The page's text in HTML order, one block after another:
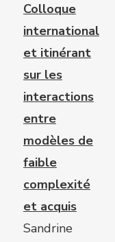
Colloque
international
et itinérant
sur les
interactions
entre
modèles de
faible
complexité
et acquis
Sandrine